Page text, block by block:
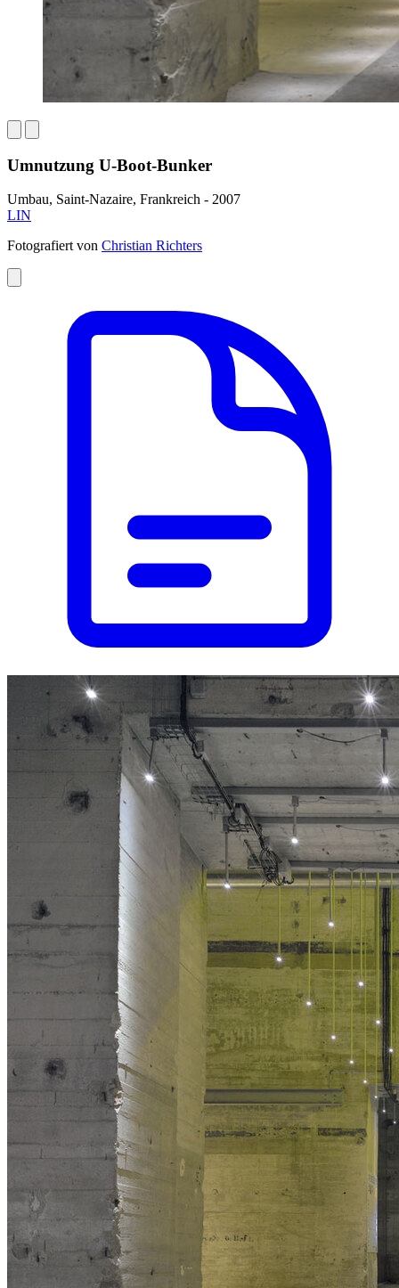
Umnutzung U-Boot-Bunker
Umbau, Saint-Nazaire, Frankreich - 2007
LIN
Fotografiert von Christian Richters